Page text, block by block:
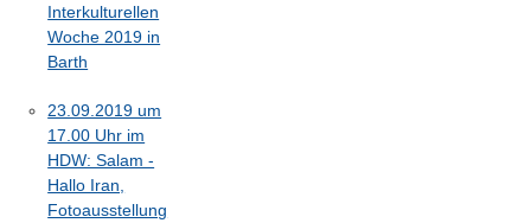
Interkulturellen
Woche 2019 in
Barth
23.09.2019 um
17.00 Uhr im
HDW: Salam -
Hallo Iran,
Fotoausstellung